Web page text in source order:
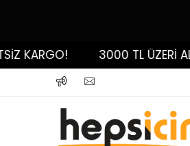
3000 TL ÜZERİ